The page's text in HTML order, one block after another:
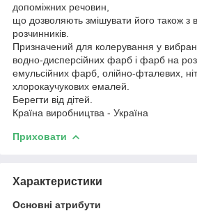
допоміжних речовин,
що дозволяють змішувати його також з
розчинників.
Призначений для колерування у
водно-дисперсійних фарб і фарб на
емульсійних фарб, олійно-фталевих,
хлорокаучукових емалей.
Берегти від дітей.
Країна виробництва - Україна
Приховати
Характеристики
Основні атрибути